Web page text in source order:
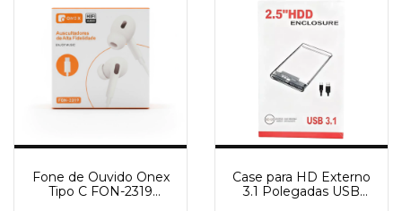
Fone de Ouvido Onex
Tipo C FON-2319
Case para HD Externo
3.1 Polegadas USB